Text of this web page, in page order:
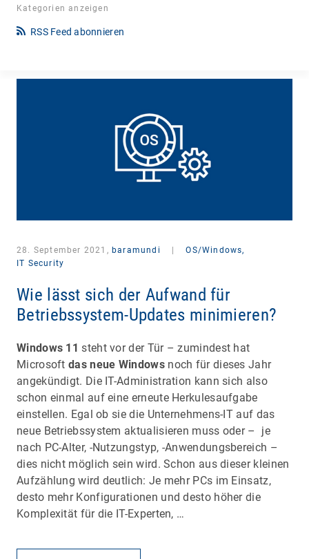
Kategorien anzeigen
RSS Feed abonnieren
28. September 2021, baramundi
OS/Windows,
IT Security
Wie lässt sich der Aufwand für
Betriebssystem-Updates minimieren?
Windows 11 steht vor der Tür – zumindest hat
Microsoftdas neue Windowsnoch für dieses Jahr
angekündigt. Die IT-Administration kann sich also
schon einmal auf eine erneute Herkulesaufgabe
einstellen. Egal ob sie die Unternehmens-IT auf das
neue Betriebssystem aktualisieren muss oder – je
nach PC-Alter, -Nutzungstyp, -Anwendungsbereich –
dies nicht möglich sein wird. Schon aus dieser kleinen
Aufzählung wird deutlich: Je mehr PCs im Einsatz,
desto mehr Konfigurationen und desto höher die
Komplexität für die IT-Experten, …